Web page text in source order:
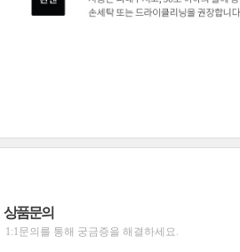
상품문의
1:1문의를 통해 궁금증을 해결하세요.